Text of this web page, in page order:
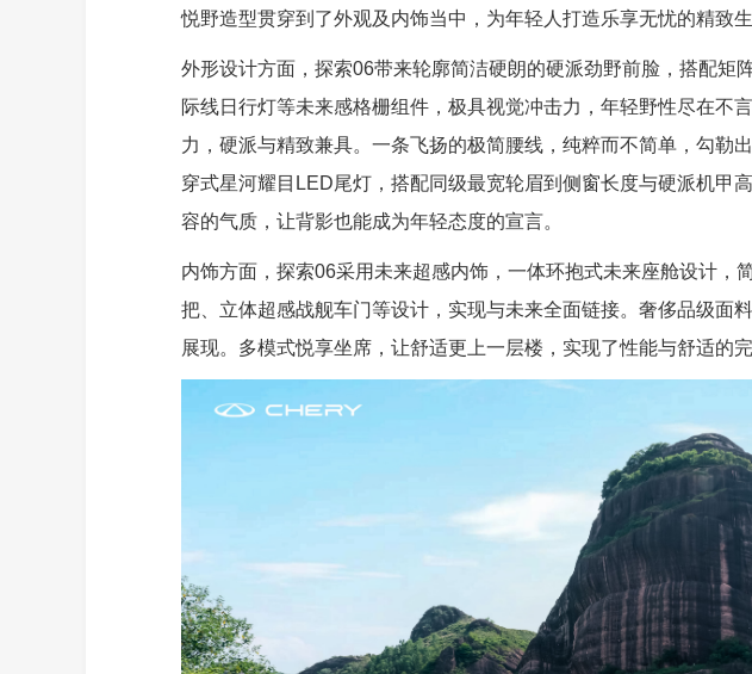
悦野造型贯穿到了外观及内饰当中，为年轻人打造乐享无忧的精致生
外形设计方面，探索06带来轮廓简洁硬朗的硬派劲野前脸，搭配矩
际线日行灯等未来感格栅组件，极具视觉冲击力，年轻野性尽在不
力，硬派与精致兼具。一条飞扬的极简腰线，纯粹而不简单，勾勒
穿式星河耀目LED尾灯，搭配同级最宽轮眉到侧窗长度与硬派机甲
容的气质，让背影也能成为年轻态度的宣言。
内饰方面，探索06采用未来超感内饰，一体环抱式未来座舱设计，
把、立体超感战舰车门等设计，实现与未来全面链接。奢侈品级面
展现。多模式悦享坐席，让舒适更上一层楼，实现了性能与舒适的完